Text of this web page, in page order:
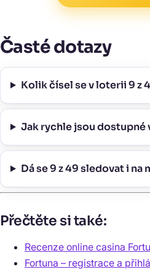
Časté dotazy
Kolik čísel se v loterii 9 z
Jak rychle jsou dostupné
Dá se 9 z 49 sledovat i na
Přečtěte si také:
Recenze online casina
Fortuna – registrace a